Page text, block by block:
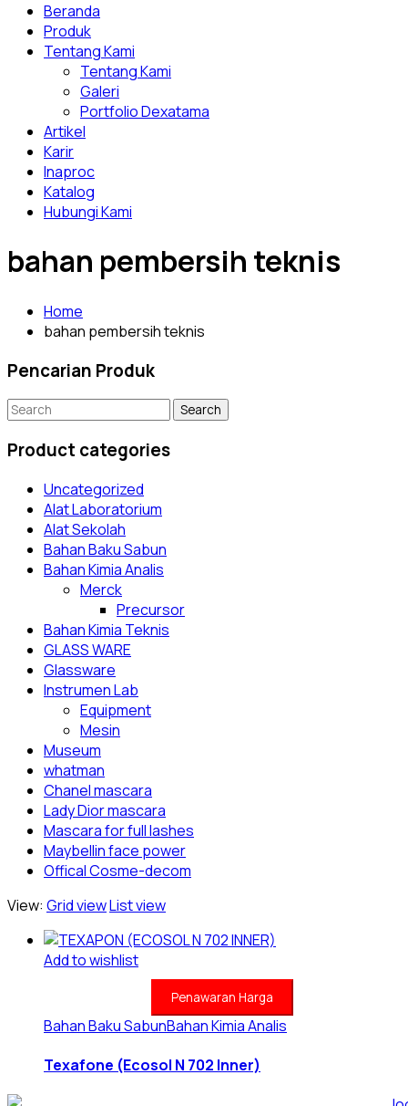
Beranda
Produk
Tentang Kami
Tentang Kami
Galeri
Portfolio Dexatama
Artikel
Karir
Inaproc
Katalog
Hubungi Kami
bahan pembersih teknis
Home
bahan pembersih teknis
Pencarian Produk
Search
Product categories
Uncategorized
Alat Laboratorium
Alat Sekolah
Bahan Baku Sabun
Bahan Kimia Analis
Merck
Precursor
Bahan Kimia Teknis
GLASS WARE
Glassware
Instrumen Lab
Equipment
Mesin
Museum
whatman
Chanel mascara
Lady Dior mascara
Mascara for full lashes
Maybellin face power
Offical Cosme-decom
View: Grid viewList view
Add to wishlist
Penawaran Harga
Bahan Baku SabunBahan Kimia Analis
Texafone (Ecosol N 702 Inner)